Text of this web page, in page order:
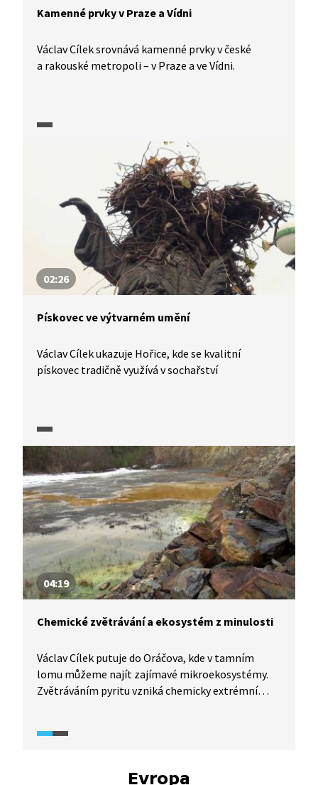
Kamenné prvky v Praze a Vídni
Václav Cílek srovnává kamenné prvky v české
a rakouské metropoli – v Praze a ve Vídni.
02:26
Pískovec ve výtvarném umění
Václav Cílek ukazuje Hořice, kde se kvalitní
pískovec tradičně využívá v sochařství
04:19
Chemické zvětrávání a ekosystém z minulosti
Václav Cílek putuje do Oráčova, kde v tamním
lomu můžeme najít zajímavé mikroekosystémy.
Zvětráváním pyritu vzniká chemicky extrémní
Evropa